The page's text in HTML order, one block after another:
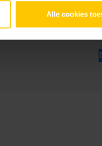
Alle cookies